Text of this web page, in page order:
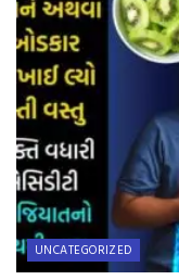
UNCATEGORIZED